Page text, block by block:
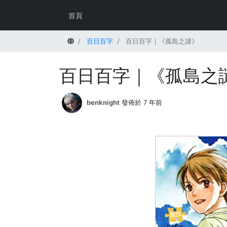
首頁
首頁 百日百字 百日百字｜《孤島之謎》
百日百字｜《孤島之
benknight 發佈於 7 年前